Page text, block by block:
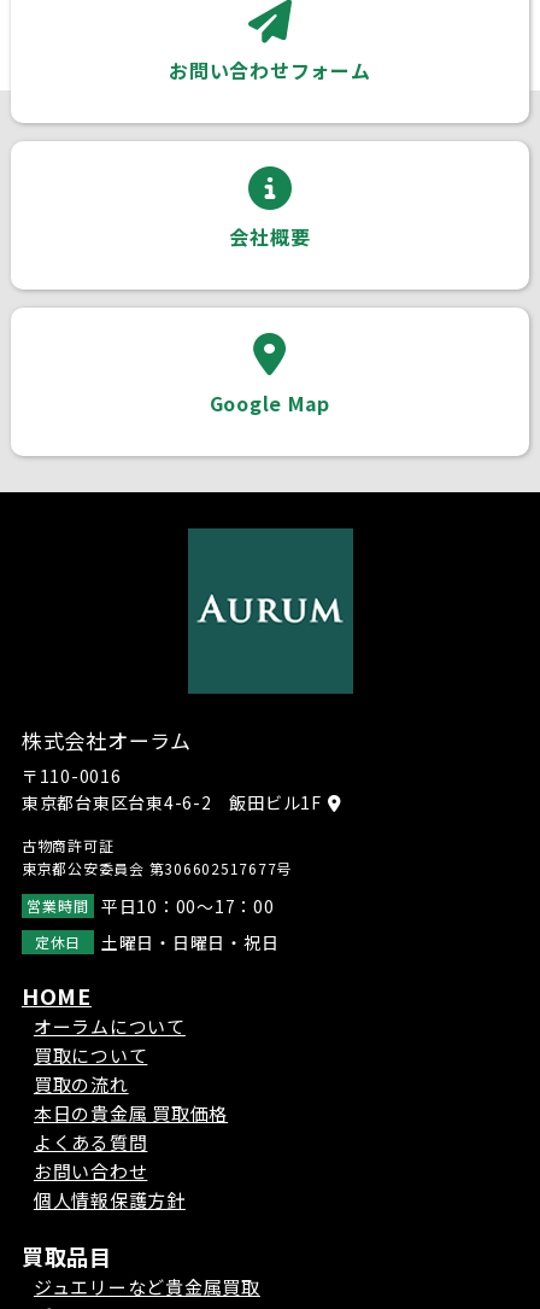
お問い合わせフォーム
会社概要
Google Map
株式会社オーラム
〒110-0016
東京都台東区台東4-6-2 飯田ビル1F
古物商許可証
東京都公安委員会 第306602517677号
営業時間
平日10：00～17：00
定休日 土曜日・日曜日・祝日
HOME
オーラムについて
買取について
買取の流れ
本日の貴金属 買取価格
よくある質問
お問い合わせ
個人情報保護方針
買取品目
ジュエリーなど貴金属買取